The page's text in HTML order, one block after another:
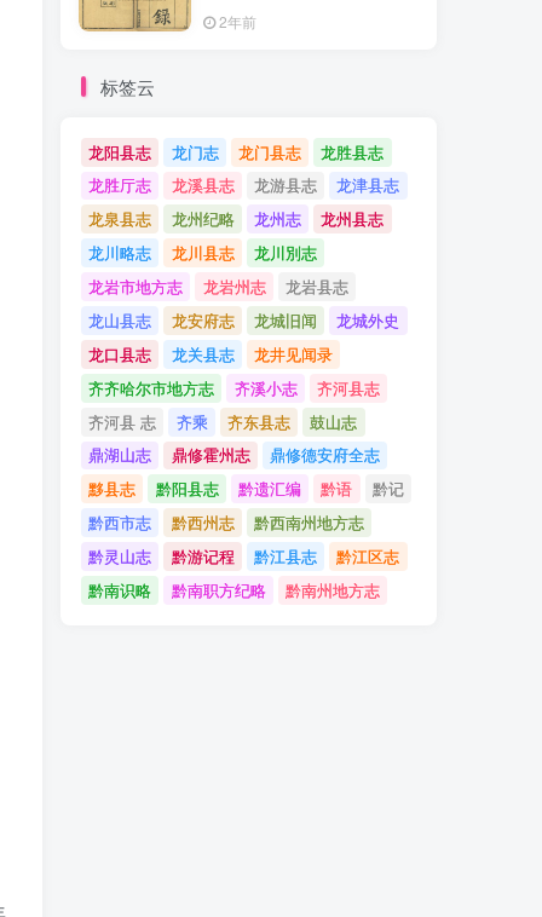
2年前
标签云
龙阳县志 龙门志 龙门县志
龙胜县志
龙胜厅志
龙溪县志 龙游县志
龙津县志
龙泉县志
龙州纪略 龙州志
龙州县志
龙川略志
龙川县志
龙川別志
龙岩市地方志
龙岩州志
龙岩县志
龙山县志
龙安府志 龙城旧闻
龙城外史
龙口县志
龙关县志
龙井见闻录
齐齐哈尔市地方志
齐溪小志
齐河县志
齐河县 志
齐乘 齐东县志
鼓山志
鼎湖山志
鼎修霍州志
鼎修德安府全志
黟县志
黔阳县志 黔遗汇编 黔语
黔记
黔西市志
黔西州志
黔西南州地方志
黔灵山志
黔游记程 黔江县志
黔江区志
黔南识略
黔南职方纪略 黔南州地方志
2年前